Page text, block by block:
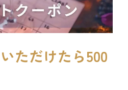
ただけたら500